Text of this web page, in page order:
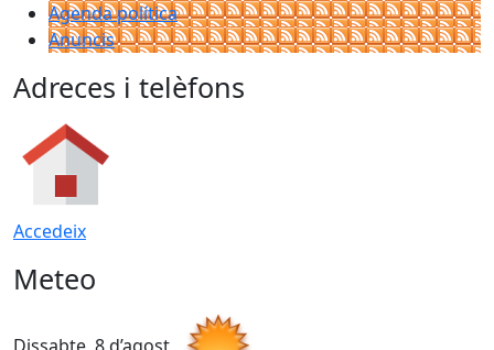
Agenda política
Anuncis
Adreces i telèfons
Accedeix
Meteo